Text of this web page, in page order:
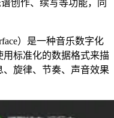
创作、续写等功能，同
）是一种音乐数字化
标准化的数据格式来描
旋律、节奏、声音效果